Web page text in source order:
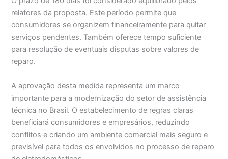
relatores da proposta. Este período permite que
consumidores se organizem financeiramente para quitar
serviços pendentes. Também oferece tempo suficiente
para resolução de eventuais disputas sobre valores de
reparo.
A aprovação desta medida representa um marco
importante para a modernização do setor de assistência
técnica no Brasil. O estabelecimento de regras claras
beneficiará consumidores e empresários, reduzindo
conflitos e criando um ambiente comercial mais seguro e
previsível para todos os envolvidos no processo de reparo